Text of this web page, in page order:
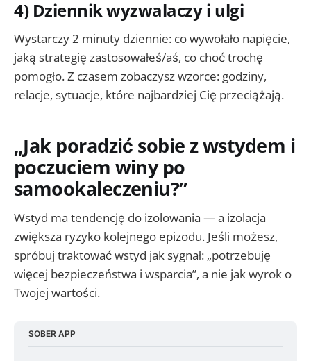
4) Dziennik wyzwalaczy i ulgi
Wystarczy 2 minuty dziennie: co wywołało napięcie,
jaką strategię zastosowałeś/aś, co choć trochę
pomogło. Z czasem zobaczysz wzorce: godziny,
relacje, sytuacje, które najbardziej Cię przeciążają.
„Jak poradzić sobie z wstydem i
poczuciem winy po
samookaleczeniu?”
Wstyd ma tendencję do izolowania — a izolacja
zwiększa ryzyko kolejnego epizodu. Jeśli możesz,
spróbuj traktować wstyd jak sygnał: „potrzebuję
więcej bezpieczeństwa i wsparcia”, a nie jak wyrok o
Twojej wartości.
SOBER APP